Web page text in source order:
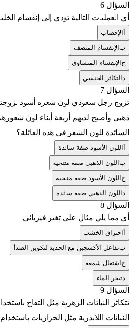
السؤال 6
أي العمليات التالية تؤدي إلى إنقسام
الإخصاب
بالإنقسام المنصف
جالإنقسام المتساوي
التكاثر الجنسي
السؤال 7
تزوج رجل سعودي لون شعره أسود بزوجته
ذهبي وأصبح لديهم أربعة أبناء لون
السائدة للون الشعر في هذه العائلة؟
اللون الأسود صفة سائدة
باللون الذهبي صفة متنحية
جاللون الأسود صفة متنحية
اللون الذهبي صفة سائدة
السؤال 8
أي مما يلي مثال على تغير فيزيائي
احتراق الخشب
بتفاعل الأكسجين مع الحديد لتكوين الصدأ
جاشتعال شمعة
تبخر الماء
السؤال 9
تتكاثر النباتات الزهرية مثل التفاح
النباتات اللابذرية مثل الحزازيات